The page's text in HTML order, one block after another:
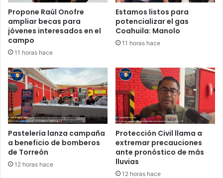
l
e
s
e
N
a
v
a
a
p
u
t
a
f
a
l
s
a
Propone Raúl Onofre
ampliar becas para
jóvenes interesados en el
campo
11 horas hace
Estamos listos para
potencializar el gas
Coahuila: Manolo
11 horas hace
Pastelería lanza campaña
a beneficio de bomberos
de Torreón
12 horas hace
Protección Civil llama a
extremar precauciones
ante pronóstico de más
lluvias
12 horas hace